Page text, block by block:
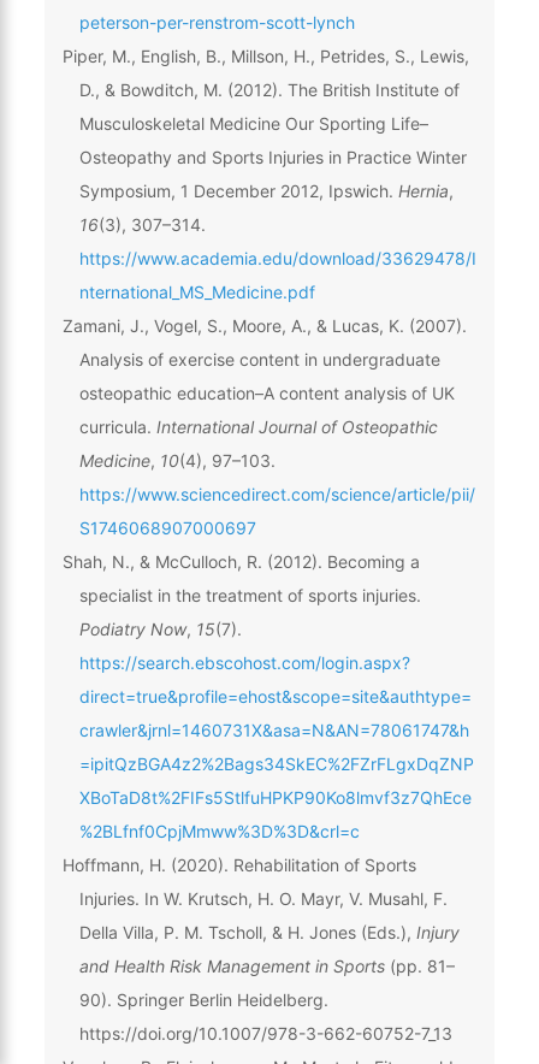
peterson-per-renstrom-scott-lynch
Piper, M., English, B., Millson, H., Petrides, S., Lewis,
D., & Bowditch, M. (2012). The British Institute of
Musculoskeletal Medicine Our Sporting Life–
Osteopathy and Sports Injuries in Practice Winter
Symposium, 1 December 2012, Ipswich. Hernia,
16(3), 307–314.
https://www.academia.edu/download/33629478/I
nternational_MS_Medicine.pdf
Zamani, J., Vogel, S., Moore, A., & Lucas, K. (2007).
Analysis of exercise content in undergraduate
osteopathic education–A content analysis of UK
curricula. International Journal of Osteopathic
Medicine, 10(4), 97–103.
https://www.sciencedirect.com/science/article/pii/
S1746068907000697
Shah, N., & McCulloch, R. (2012). Becoming a
specialist in the treatment of sports injuries.
Podiatry Now, 15(7).
https://search.ebscohost.com/login.aspx?
direct=true&profile=ehost&scope=site&authtype=
crawler&jrnl=1460731X&asa=N&AN=78061747&h
=ipitQzBGA4z2%2Bags34SkEC%2FZrFLgxDqZNP
XBoTaD8t%2FIFs5StlfuHPKP90Ko8lmvf3z7QhEce
%2BLfnf0CpjMmww%3D%3D&crl=c
Hoffmann, H. (2020). Rehabilitation of Sports
Injuries. In W. Krutsch, H. O. Mayr, V. Musahl, F.
Della Villa, P. M. Tscholl, & H. Jones (Eds.), Injury
and Health Risk Management in Sports(pp. 81–
90). Springer Berlin Heidelberg.
https://doi.org/10.1007/978-3-662-60752-7_13